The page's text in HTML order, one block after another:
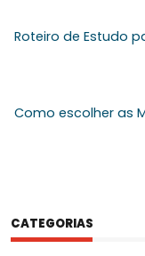
Roteiro de Estudo
Como escolher as
CATEGORIAS